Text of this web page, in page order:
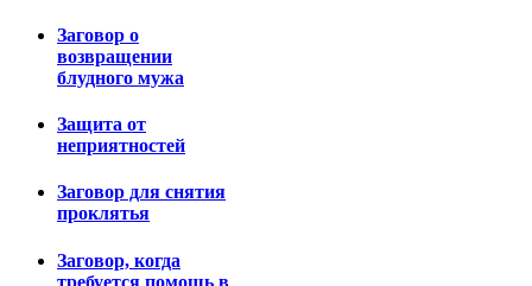
Заговор о
возвращении
блудного мужа
Защита от
неприятностей
Заговор для снятия
проклятья
Заговор, когда
требуется помощь в